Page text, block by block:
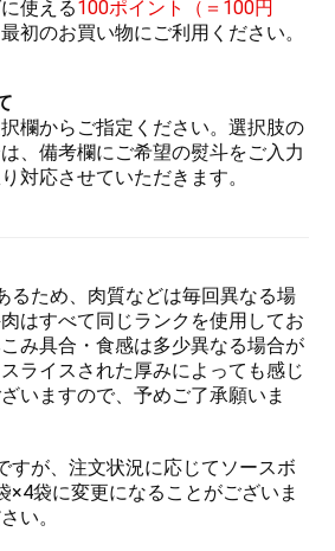
使える100ポイント（＝100円
初のお買い物にご利用ください。
欄からご指定ください。選択肢の
、備考欄にご希望の熨斗をご入力
対応させていただきます。
るため、肉質などは毎回異なる場
はすべて同じランクを使用してお
み具合・食感は多少異なる場合が
ライスされた厚みによっても感じ
いますので、予めご了承願いま
すが、注文状況に応じてソースボ
×4袋に変更になることがございま
い。